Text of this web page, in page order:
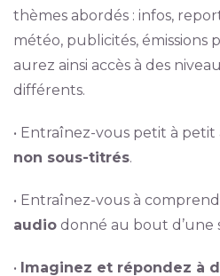
thèmes abordés : infos,
météo, publicités, émissions
aurez ainsi accès à des
différents.
• Entraînez-vous petit à
non sous-titrés.
• Entraînez-vous à
audiodonné au bout d’une
• Imaginez et répondez à